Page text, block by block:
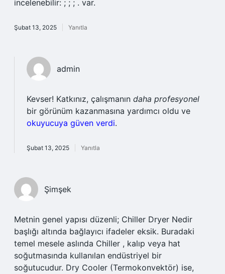
incelenebilir: ; ; ; . var.
Şubat 13, 2025 Yanıtla
admin
Kevser! Katkınız, çalışmanın daha profesyonel
bir görünüm kazanmasına yardımcı oldu ve
okuyucuya güven verdi.
Şubat 13, 2025 Yanıtla
Şimşek
Metnin genel yapısı düzenli; Chiller Dryer Nedir
başlığı altında bağlayıcı ifadeler eksik. Buradaki
temel mesele aslında Chiller , kalıp veya hat
soğutmasında kullanılan endüstriyel bir
soğutucudur. Dry Cooler (Termokonvektör) ise,